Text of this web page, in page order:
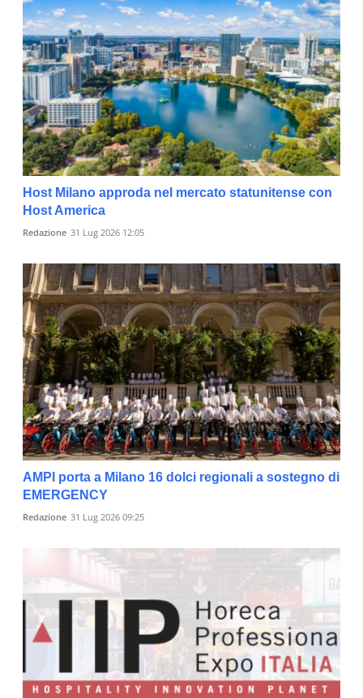
Host Milano approda nel mercato statunitense con
Host America
Redazione 31 Lug 2026 12:05
AMPI porta a Milano 16 dolci regionali a sostegno di
EMERGENCY
Redazione 31 Lug 2026 09:25